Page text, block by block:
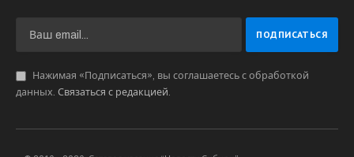
Нажимая «Подписаться», вы соглашаетесь с обработкой
данных. Связаться с редакцией.